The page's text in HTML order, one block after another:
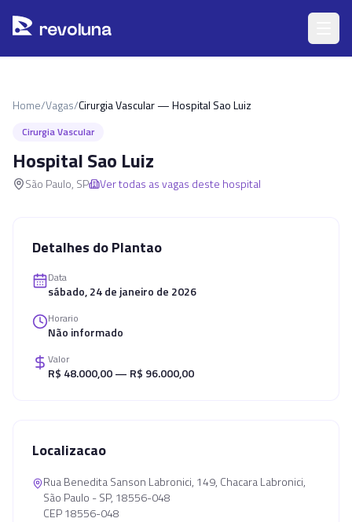
revoluna
Home/Vagas/Cirurgia Vascular — Hospital Sao Luiz
Cirurgia Vascular
Hospital Sao Luiz
São Paulo, SP Ver todas as vagas deste hospital
Detalhes do Plantao
Data
sábado, 24 de janeiro de 2026
Horario
Não informado
Valor
R$ 48.000,00 — R$ 96.000,00
Localizacao
Rua Benedita Sanson Labronici, 149, Chacara Labronici,
São Paulo - SP, 18556-048
CEP 18556-048